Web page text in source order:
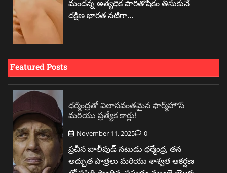
మందన్న అత్యధిక పారితోషికం తీసుకునే
దక్షిణ భారత నటిగా…
Featured Posts
ధర్మేంద్రతో విలాసవంతమైన ఫార్మ్‌హౌస్
మరియు ప్రత్యేక కార్లు!
November 11, 2025 0
ప్రచీన బాలీవుడ్ నటుడు ధర్మేంద్ర, తన
అద్భుత పాత్రలు మరియు శాశ్వత ఆకర్షణ